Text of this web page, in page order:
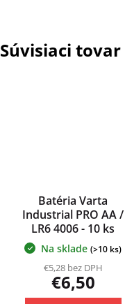
Súvisiaci tovar
Batéria Varta
Industrial PRO AA /
LR6 4006 - 10 ks
Na sklade (>10 ks)
€5,28 bez DPH
€6,50